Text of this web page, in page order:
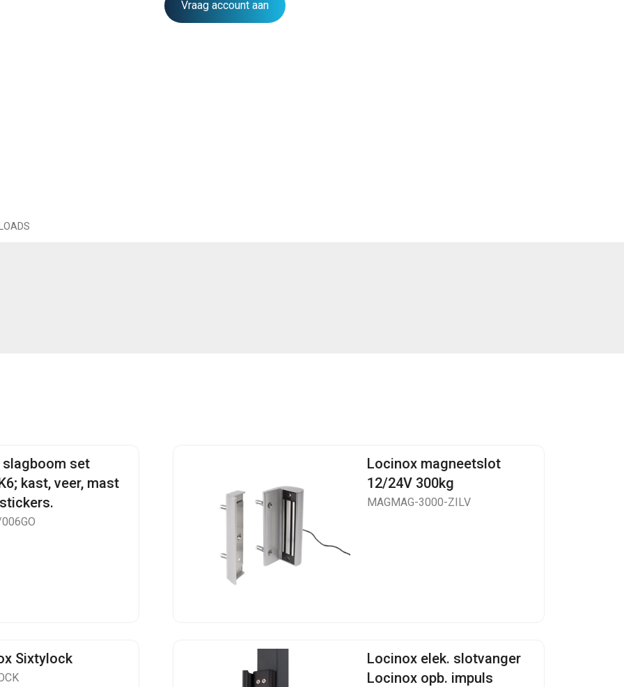
Vraag account aan
slagboom set
kast, veer, mast
Locinox magneetslot
12/24V 300kg
MAGMAG-3000-ZILV
Sixtylock
Locinox elek. slotvanger
Locinox opb. impuls